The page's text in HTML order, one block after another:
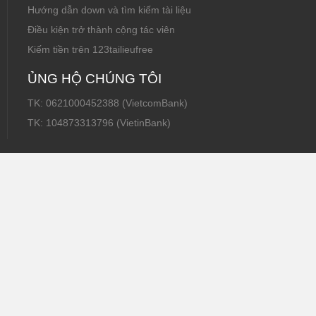
Hướng dẫn down và tìm kiếm tài liệu
Điều kiện trở thành cộng tác viên
Kiếm tiền trên 123tailieufree
ỦNG HỘ CHÚNG TÔI
TK: 0621000452388 (VietcomBank)
TK: 104873313796 (VietinBank)